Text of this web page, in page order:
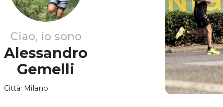
Ciao, io sono
Alessandro
Gemelli
Città: Milano